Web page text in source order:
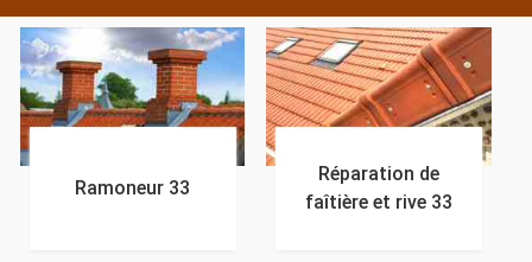
Ramoneur 33
Réparation de
faîtière et rive 33